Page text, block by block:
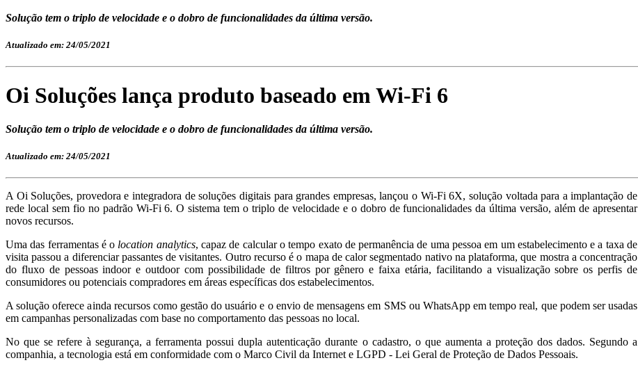
Solução tem o triplo de velocidade e o dobro de funcionalidades da última versão.
Atualizado em: 24/05/2021
Oi Soluções lança produto baseado em Wi-Fi 6
Solução tem o triplo de velocidade e o dobro de funcionalidades da última versão.
Atualizado em: 24/05/2021
A Oi Soluções, provedora e integradora de soluções digitais para grandes empresas, lançou o Wi-Fi 6X, solução voltada para a implantação de
rede local sem fio no padrão Wi-Fi 6. O sistema tem o triplo de velocidade e o dobro de funcionalidades da última versão, além de apresentar
novos recursos.
Uma das ferramentas é o location analytics, capaz de calcular o tempo exato de permanência de uma pessoa em um estabelecimento e a taxa de
visita passou a diferenciar passantes de visitantes. Outro recurso é o mapa de calor segmentado nativo na plataforma, que mostra a concentração
do fluxo de pessoas indoor e outdoor com possibilidade de filtros por gênero e faixa etária, facilitando a visualização sobre os perfis de
consumidores ou potenciais compradores em áreas específicas dos estabelecimentos.
A solução oferece ainda recursos como gestão do usuário e o envio de mensagens em SMS ou WhatsApp em tempo real, que podem ser usadas
em campanhas personalizadas com base no comportamento das pessoas no local.
No que se refere à segurança, a ferramenta possui dupla autenticação durante o cadastro, o que aumenta a proteção dos dados. Segundo a
companhia, a tecnologia está em conformidade com o Marco Civil da Internet e LGPD - Lei Geral de Proteção de Dados Pessoais.